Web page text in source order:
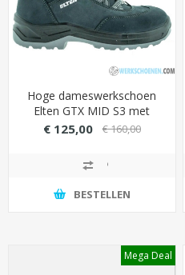
Hoge dameswerkschoen
Elten GTX MID S3 met
waterdichte GORE-TEX
€ 125,00 € 160,00
BESTELLEN
Mega Deal